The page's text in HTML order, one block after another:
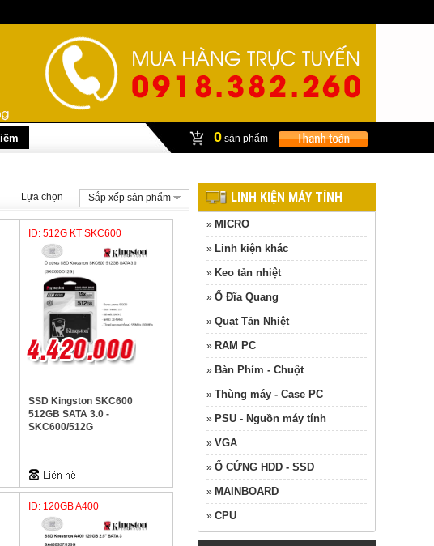
0 sản phẩm
Sắp xếp sản phẩm
Lựa chọn
ID: 512G KT SKC600
SSD Kingston SKC600
512GB SATA 3.0 -
SKC600/512G
ID: 120GB A400
LINH KIỆN MÁY TÍNH
» MICRO
» Linh kiện khác
» Keo tản nhiệt
» Ổ Đĩa Quang
» Quạt Tản Nhiệt
» RAM PC
» Bàn Phím - Chuột
» Thùng máy - Case PC
» PSU - Nguồn máy tính
» VGA
» Ổ CỨNG HDD - SSD
» MAINBOARD
» CPU